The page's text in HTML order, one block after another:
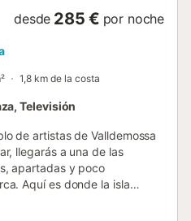
desde 285 € por noche
1,8 km de la costa
Televisión
de artistas de Valldemossa
llegarás a una de las
apartadas y poco
Aquí es donde la isla
se encuentra la muy